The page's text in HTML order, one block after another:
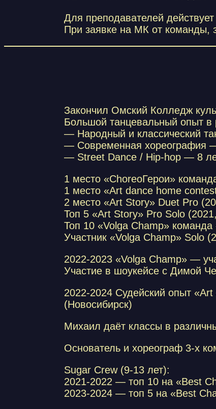
Для преподавателей
При заявке на МК от команды,
Закончил Омский Колледж
Большой танцевальный опыт в
— Народный и классический
— Современная хореография
— Street Dance / Hip-hop — 8
1 место «ChoreoГерои»
1 место «Art dance home
2 место «Art Story» Duet Pro
Топ 5 «Art Story» Pro Solo
Топ 10 «Volga Champ»
Участник «Volga Champ» Solo
2022-2023 «Volga Champ» —
Участие в шоукейсе с Димой
2022-2024 Судейский опыт
(Новосибирск)
Михаил даёт классы в
Основатель и хореограф 3-х
Sugar Crew (9-13 лет):
2021-2022 — топ 10 на «Best
2023-2024 — топ 5 на «Best